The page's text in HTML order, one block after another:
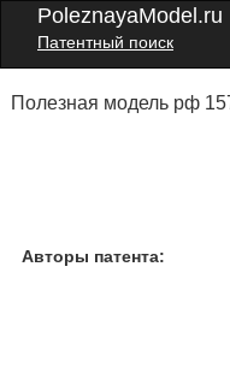
PoleznayaModel.ru
Патентный поиск
Полезная модель рф
Авторы патента: